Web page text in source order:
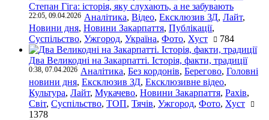
Степан Гіга: історія, яку слухають, а не забувають
22:05, 09.04.2026 Аналітика, Відео, Ексклюзив ЗД, Лайт,
Новини дня, Новини Закарпаття, Публікації,
Суспільство, Ужгород, Україна, Фото, Хуст 784
Два Великодні на Закарпатті. Історія, факти, традиції
0:38, 07.04.2026 Аналітика, Без кордонів, Берегово, Головні
новини дня, Ексклюзив ЗД, Ексклюзивне відео,
Культура, Лайт, Мукачево, Новини Закарпаття, Рахів,
Світ, Суспільство, ТОП, Тячів, Ужгород, Фото, Хуст
1378